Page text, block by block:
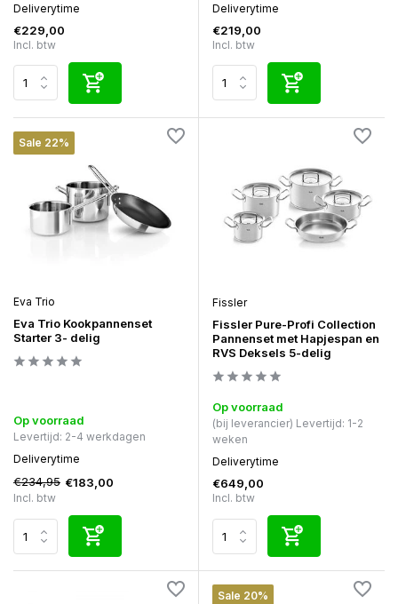
Deliverytime
€229,00
Incl. btw
Deliverytime
€219,00
Incl. btw
Sale 22%
Eva Trio
Eva Trio Kookpannenset
Starter 3- delig
Op voorraad
Levertijd: 2-4 werkdagen
Deliverytime
€234,95 €183,00
Incl. btw
Fissler
Fissler Pure-Profi Collection
Pannenset met Hapjespan en
RVS Deksels 5-delig
Op voorraad
(bij leverancier) Levertijd: 1-2
weken
Deliverytime
€649,00
Incl. btw
Sale 20%